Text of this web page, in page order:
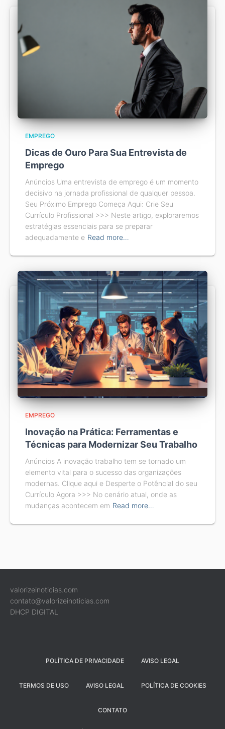
EMPREGO
Dicas de Ouro Para Sua Entrevista de
Emprego
Anúncios Uma entrevista de emprego é um momento
decisivo na jornada profissional de qualquer pessoa.
Seu Próximo Emprego Começa Aqui: Crie Seu
Currículo Profissional >>> Neste artigo, exploraremos
estratégias essenciais para se preparar
adequadamente e Read more…
EMPREGO
Inovação na Prática: Ferramentas e
Técnicas para Modernizar Seu Trabalho
Anúncios A inovação trabalho tem se tornado um
elemento vital para o sucesso das organizações
modernas. Clique aqui e Desperte o Potêncial do seu
Currículo Agora >>> No cenário atual, onde as
mudanças acontecem em Read more…
valorizeinoticias.com
contato@valorizeinoticias.com
DHCP DIGITAL
POLÍTICA DE PRIVACIDADE AVISO LEGAL
TERMOS DE USO AVISO LEGAL POLÍTICA DE COOKIES
CONTATO